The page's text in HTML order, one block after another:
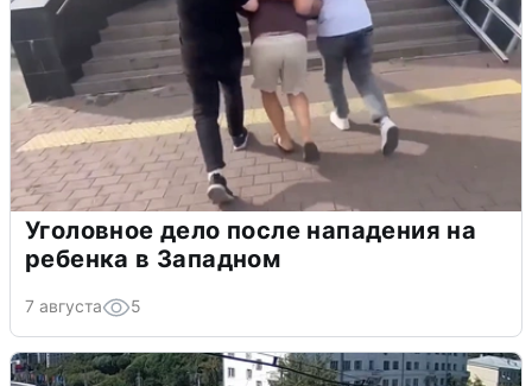
Уголовное дело после нападения на
ребенка в Западном
7 августа 5